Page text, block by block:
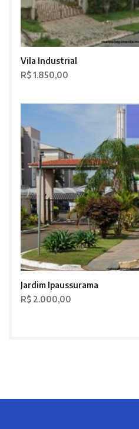
Vila Industrial
R$ 1.850,00
Jardim Ipaussurama
R$ 2.000,00